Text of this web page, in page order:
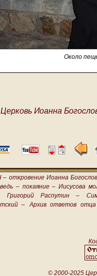
Около
Церковь Иоанна
– откровение Иоанна
– покаяние – Иисусова
Григорий Распутин –
–
Архив ответов
© 2000-2025